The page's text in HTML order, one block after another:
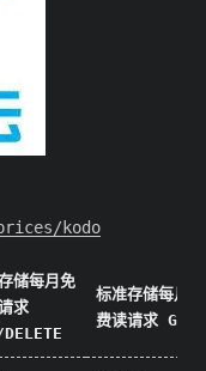
kodo
储每月免
求
标准存储每月免
费读请求 GET